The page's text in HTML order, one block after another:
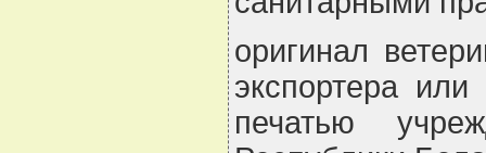
оригинал
экспортера
печатью